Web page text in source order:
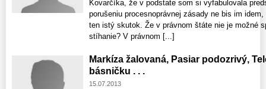
Kovarčíka, že v podstate som si vyfabulovala
porušeniu procesnoprávnej zásady ne bis im
ten istý skutok. Že v právnom štáte nie je možné
stíhanie? V právnom [...]
Markíza žalovaná, Pasiar podozrivý,
básničku . . .
15.07.2013